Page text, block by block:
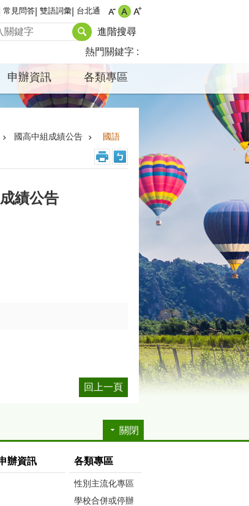
常見問答 雙語詞彙 台北通
進階搜尋
熱門關鍵字
申辦資訊 各類專區
國高中組成績公告 國語
績公告
回上一頁
關閉
辦資訊 各類專區
性別主流化專區
學校合併或停辦